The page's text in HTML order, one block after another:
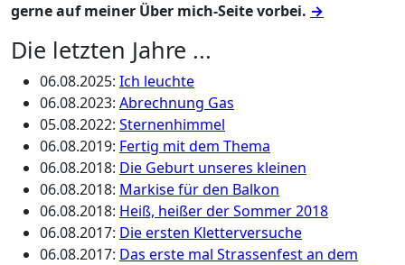
gerne auf meiner Über mich-Seite vorbei. →
Die letzten Jahre ...
06.08.2025: Ich leuchte
06.08.2023: Abrechnung Gas
05.08.2022: Sternenhimmel
06.08.2019: Fertig mit dem Thema
06.08.2018: Die Geburt unseres kleinen
06.08.2018: Markise für den Balkon
06.08.2018: Heiß, heißer der Sommer 2018
06.08.2017: Die ersten Kletterversuche
06.08.2017: Das erste mal Strassenfest an dem